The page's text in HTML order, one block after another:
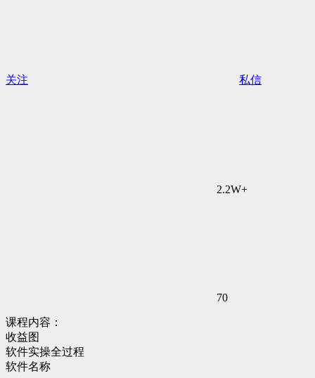
关注 私信
2.2W+
70
课程内容：
收益图
软件实操全过程
软件名称